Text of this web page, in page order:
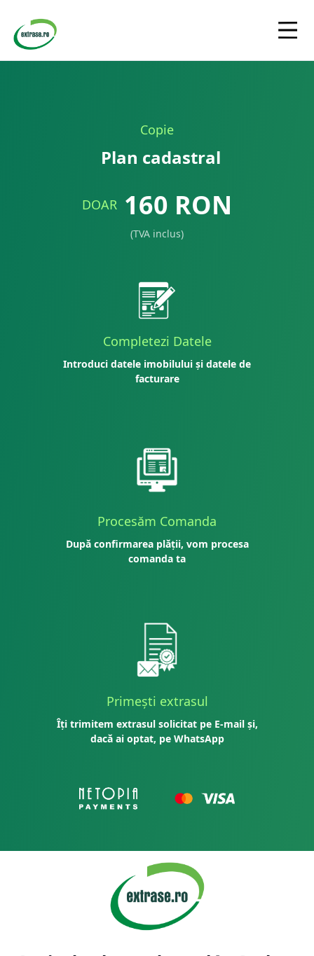
Copie
Plan cadastral
DOAR 160 RON
(TVA inclus)
Completezi Datele
Introduci datele imobilului și datele de
facturare
Procesăm Comanda
După confirmarea plății, vom procesa
comanda ta
Primești extrasul
Îți trimitem extrasul solicitat pe E-mail și,
dacă ai optat, pe WhatsApp